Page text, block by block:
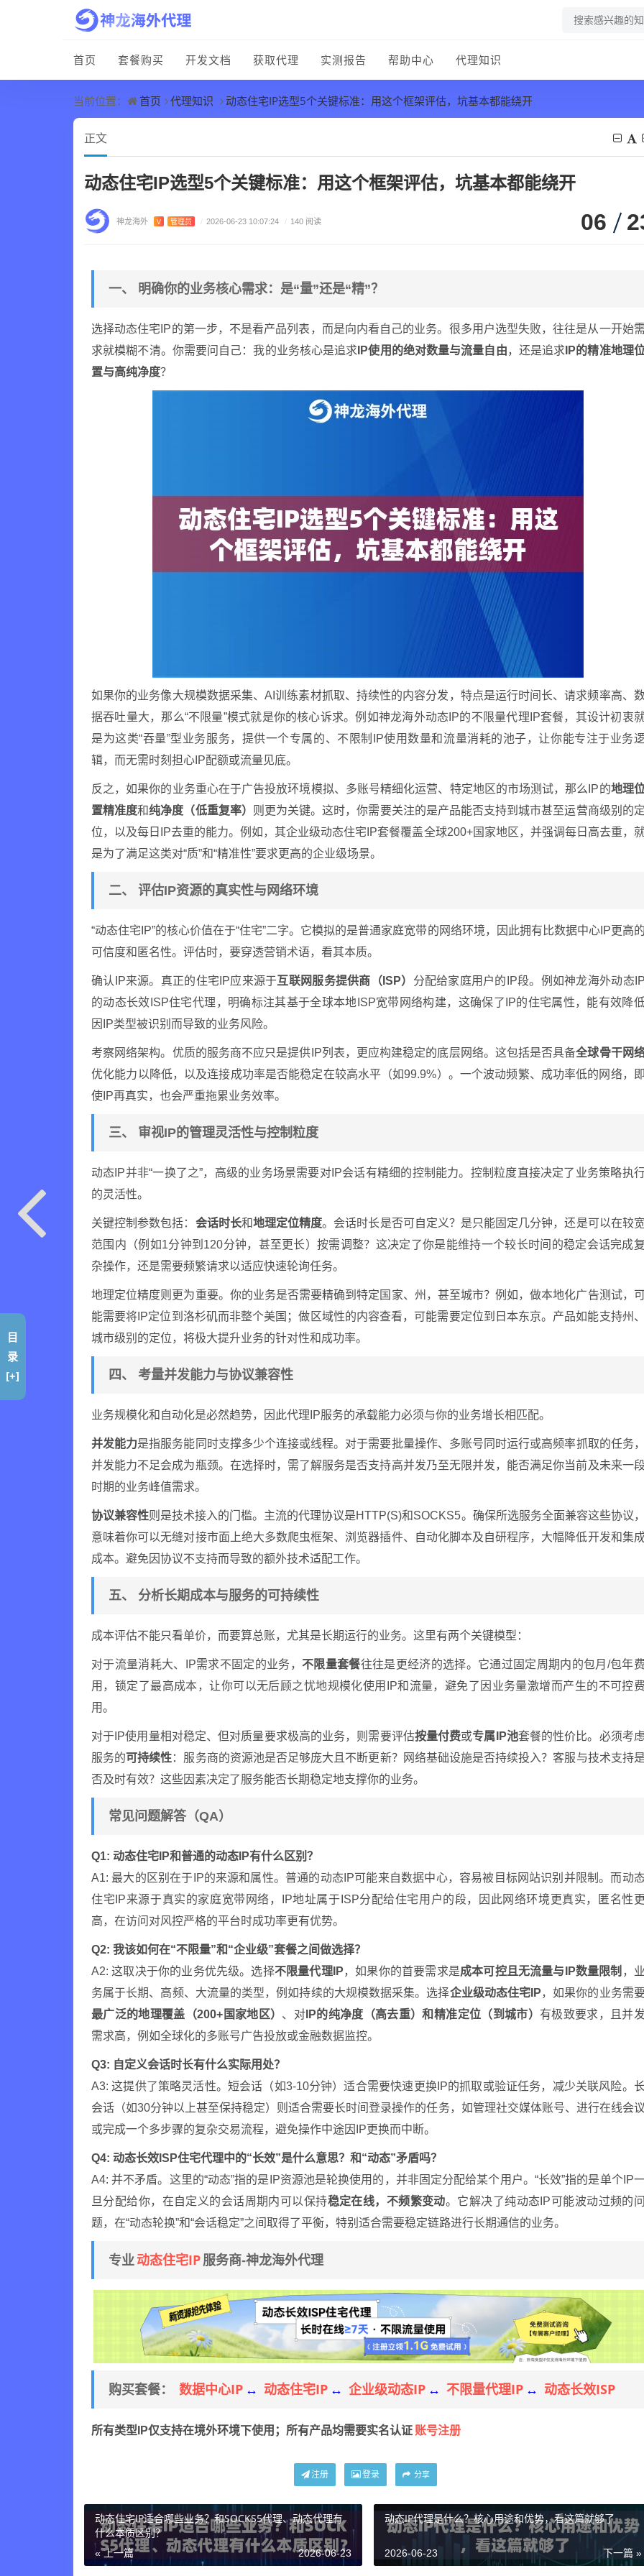
首页 套餐购买 开发文档 获取代理 实测报告 帮助中心 代理知识
当前位置： 首页 代理知识 动态住宅IP选型5个关键标准：用这个框架评估，坑基本都能绕开
正文
动态住宅IP选型5个关键标准：用这个框架评估，坑基本都能绕开
神龙海外 V 管理员 / 2026-06-23 10:07:24 / 140 阅读 06
一、 明确你的业务核心需求：是“量”还是“精”？
选择动态住宅IP的第一步，不是看产品列表，而是向内看自己的业务。很多用户选型失败，往往是从一开始需
求就模糊不清。你需要问自己：我的业务核心是追求 IP使用的绝对数量与流量自由，还是追求 IP的精准地理
置与高纯净度？
如果你的业务像大规模数据采集、AI训练素材抓取、持续性的内容分发，特点是运行时间长、请求频率高、
据吞吐量大，那么“不限量”模式就是你的核心诉求。例如神龙海外动态IP的不限量代理IP套餐，其设计初衷
是为这类“吞量”型业务服务，提供一个专属的、不限制IP使用数量和流量消耗的池子，让你能专注于业务逻
辑，而无需时刻担心IP配额或流量见底。
反之，如果你的业务重心在于广告投放环境模拟、多账号精细化运营、特定地区的市场测试，那么IP的地理
置精准度和纯净度（低重复率） 则更为关键。这时，你需要关注的是产品能否支持到城市甚至运营商级别的定
位，以及每日IP去重的能力。例如，其企业级动态住宅IP套餐覆盖全球200+国家地区，并强调每日高去重，
是为了满足这类对“质”和“精准性”要求更高的企业级场景。
二、 评估IP资源的真实性与网络环境
“动态住宅IP”的核心价值在于“住宅”二字。它模拟的是普通家庭宽带的网络环境，因此拥有比数据中心IP更高的
可信度和匿名性。评估时，要穿透营销术语，看其本质。
确认IP来源。真正的住宅IP应来源于互联网服务提供商（ISP） 分配给家庭用户的IP段。例如神龙海外动态IP
的动态长效ISP住宅代理，明确标注其基于全球本地ISP宽带网络构建，这确保了IP的住宅属性，能有效降
因IP类型被识别而导致的业务风险。
考察网络架构。优质的服务商不应只是提供IP列表，更应构建稳定的底层网络。这包括是否具备全球骨干网
优化能力以降低，以及连接成功率是否能稳定在较高水平（如99.9%）。一个波动频繁、成功率低的网络，即
使IP再真实，也会严重拖累业务效率。
三、 审视IP的管理灵活性与控制粒度
动态IP并非“一换了之”，高级的业务场景需要对IP会话有精细的控制能力。控制粒度直接决定了业务策略执
的灵活性。
关键控制参数包括： 会话时长和地理定位精度。会话时长是否可自定义？是只能固定几分钟，还是可以在较
范围内（例如1分钟到120分钟，甚至更长）按需调整？这决定了你是能维持一个较长时间的稳定会话完成复
杂操作，还是需要频繁请求以适应快速轮询任务。
地理定位精度则更为重要。你的业务是否需要精确到特定国家、州，甚至城市？例如，做本地化广告测试，
能需要将IP定位到洛杉矶而非整个美国；做区域性的内容查看，可能需要定位到日本东京。产品如能支持州、
城市级别的定位，将极大提升业务的针对性和成功率。
四、 考量并发能力与协议兼容性
业务规模化和自动化是必然趋势，因此代理IP服务的承载能力必须与你的业务增长相匹配。
并发能力是指服务能同时支撑多少个连接或线程。对于需要批量操作、多账号同时运行或高频率抓取的任务，
并发能力不足会成为瓶颈。在选择时，需了解服务是否支持高并发乃至无限并发，能否满足你当前及未来一
时期的业务峰值需求。
协议兼容性则是技术接入的门槛。主流的代理协议是HTTP(S)和SOCKS5。确保所选服务全面兼容这些协议，
意味着你可以无缝对接市面上绝大多数爬虫框架、浏览器插件、自动化脚本及自研程序，大幅降低开发和集
成本。避免因协议不支持而导致的额外技术适配工作。
五、 分析长期成本与服务的可持续性
成本评估不能只看单价，而要算总账，尤其是长期运行的业务。这里有两个关键模型：
对于流量消耗大、IP需求不固定的业务，不限量套餐往往是更经济的选择。它通过固定周期内的包月/包年费
用，锁定了最高成本，让你可以无后顾之忧地规模化使用IP和流量，避免了因业务量激增而产生的不可控费
用。
对于IP使用量相对稳定、但对质量要求极高的业务，则需要评估按量付费或专属IP池套餐的性价比。必须考虑
服务的可持续性：服务商的资源池是否足够庞大且不断更新？网络基础设施是否持续投入？客服与技术支持是
否及时有效？这些因素决定了服务能否长期稳定地支撑你的业务。
常见问题解答（QA）
Q1: 动态住宅IP和普通的动态IP有什么区别？
A1: 最大的区别在于IP的来源和属性。普通的动态IP可能来自数据中心，容易被目标网站识别并限制。而动
住宅IP来源于真实的家庭宽带网络，IP地址属于ISP分配给住宅用户的段，因此网络环境更真实，匿名性更
高，在访问对风控严格的平台时成功率更有优势。
Q2: 我该如何在“不限量”和“企业级”套餐之间做选择？
A2: 这取决于你的业务优先级。选择不限量代理IP，如果你的首要需求是成本可控且无流量与IP数量限制 ，业
务属于长期、高频、大流量的类型，例如持续的大规模数据采集。选择企业级动态住宅IP，如果你的业务需
最广泛的地理覆盖（200+国家地区） 、对IP的纯净度（高去重）和精准定位（到城市） 有极致要求，且并发
需求高，例如全球化的多账号广告投放或金融数据监控。
Q3: 自定义会话时长有什么实际用处？
A3: 这提供了策略灵活性。短会话（如3-10分钟）适合需要快速更换IP的抓取或验证任务，减少关联风险。长
会话（如30分钟以上甚至保持稳定）则适合需要长时间登录操作的任务，如管理社交媒体账号、进行在线会议
或完成一个多步骤的复杂交易流程，避免操作中途因IP更换而中断。
Q4: 动态长效ISP住宅代理中的“长效”是什么意思？和“动态”矛盾吗？
A4: 并不矛盾。这里的“动态”指的是IP资源池是轮换使用的，并非固定分配给某个用户。“长效”指的是单个IP
旦分配给你，在自定义的会话周期内可以保持稳定在线，不频繁变动。它解决了纯动态IP可能波动过频的问
题，在“动态轮换”和“会话稳定”之间取得了平衡，特别适合需要稳定链路进行长期通信的业务。
专业 动态住宅IP 服务商-神龙海外代理
购买套餐： 数据中心IP ↔ 动态住宅IP ↔ 企业级动态IP ↔ 不限量代理IP ↔ 动态长效ISP
所有类型IP仅支持在境外环境下使用；所有产品均需要实名认证 账号注册
注册 登录 分享
动态住宅IP适合哪些业务？和SOCKS5代理、动态代理有
什么本质区别？
« 上一篇 2026-06-23
动态IP代理是什么？核心用途和优势，看这篇就够了
下一篇 »
2026-06-23
目
录
[+]